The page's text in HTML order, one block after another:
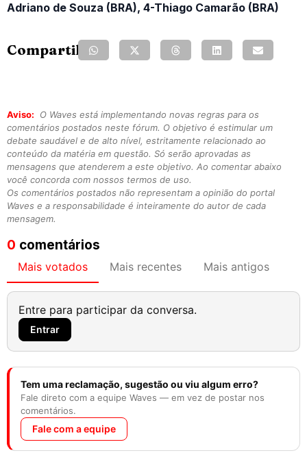
Adriano de Souza (BRA), 4-Thiago Camarão (BRA)
Compartilhe:
Aviso:
O Waves está implementando novas regras para os
comentários postados neste fórum. O objetivo é estimular um
debate saudável e de alto nível, estritamente relacionado ao
conteúdo da matéria em questão. Só serão aprovadas as
mensagens que atenderem a este objetivo. Ao comentar abaixo
você concorda com nossos termos de uso.
Os comentários postados não representam a opinião do portal
Waves e a responsabilidade é inteiramente do autor de cada
mensagem.
0 comentários
Mais votados Mais recentes Mais antigos
Entre para participar da conversa.
Entrar
Tem uma reclamação, sugestão ou viu algum erro?
Fale direto com a equipe Waves — em vez de postar nos
comentários.
Fale com a equipe